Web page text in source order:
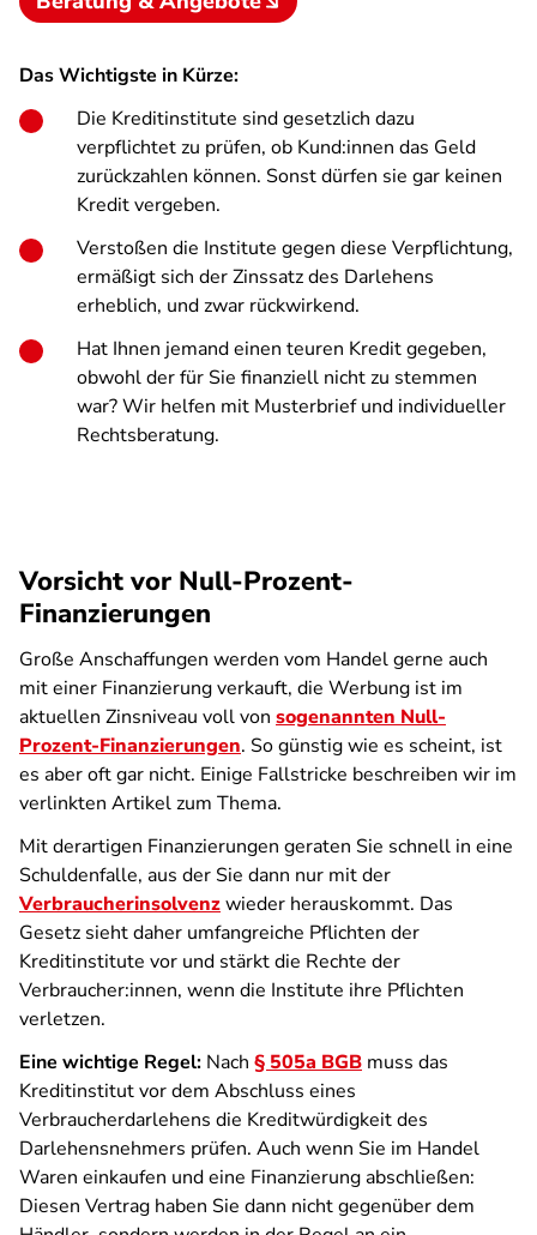
Das Wichtigste in Kürze:
Die Kreditinstitute sind gesetzlich dazu
verpflichtet zu prüfen, ob Kund:innen das Geld
zurückzahlen können. Sonst dürfen sie gar keinen
Kredit vergeben.
Verstoßen die Institute gegen diese Verpflichtung,
ermäßigt sich der Zinssatz des Darlehens
erheblich, und zwar rückwirkend.
Hat Ihnen jemand einen teuren Kredit gegeben,
obwohl der für Sie finanziell nicht zu stemmen
war? Wir helfen mit Musterbrief und individueller
Rechtsberatung.
Vorsicht vor Null-Prozent-
Finanzierungen
Große Anschaffungen werden vom Handel gerne auch
mit einer Finanzierung verkauft, die Werbung ist im
aktuellen Zinsniveau voll von sogenannten Null-
Prozent-Finanzierungen. So günstig wie es scheint, ist
es aber oft gar nicht. Einige Fallstricke beschreiben wir im
verlinkten Artikel zum Thema.
Mit derartigen Finanzierungen geraten Sie schnell in eine
Schuldenfalle, aus der Sie dann nur mit der
Verbraucherinsolvenzwieder herauskommt. Das
Gesetz sieht daher umfangreiche Pflichten der
Kreditinstitute vor und stärkt die Rechte der
Verbraucher:innen, wenn die Institute ihre Pflichten
verletzen.
Eine wichtige Regel: Nach § 505a BGB muss das
Kreditinstitut vor dem Abschluss eines
Verbraucherdarlehens die Kreditwürdigkeit des
Darlehensnehmers prüfen. Auch wenn Sie im Handel
Waren einkaufen und eine Finanzierung abschließen:
Diesen Vertrag haben Sie dann nicht gegenüber dem